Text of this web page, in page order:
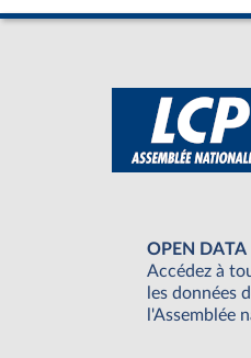
OPEN DATA
Accédez à
les données
l'Assemblée